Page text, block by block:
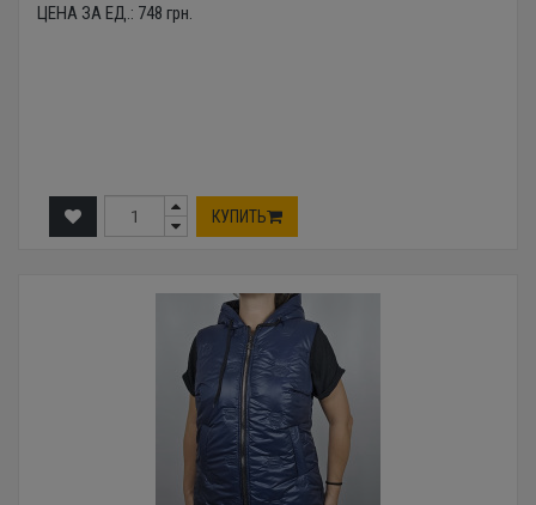
ЦЕНА ЗА ЕД.: 748 грн.
КУПИТЬ